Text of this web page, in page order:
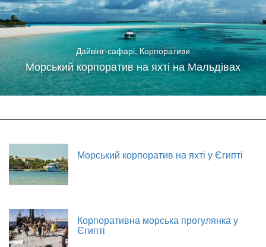
Дайвінг-сафарі, Корпоративи
Морський корпоратив на яхті на Мальдівах
Морський корпоратив на яхті у Єгипті
Корпоративна морська прогулянка у
Єгипті